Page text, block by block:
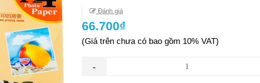
Đánh giá
66.700₫
(Giá trên chưa có bao gồm 10% VAT)
-